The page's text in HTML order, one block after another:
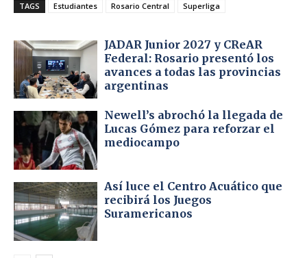
TAGS Estudiantes Rosario Central Superliga
JADAR Junior 2027 y CReAR
Federal: Rosario presentó los
avances a todas las provincias
argentinas
Newell’s abrochó la llegada de
Lucas Gómez para reforzar el
mediocampo
Así luce el Centro Acuático que
recibirá los Juegos
Suramericanos